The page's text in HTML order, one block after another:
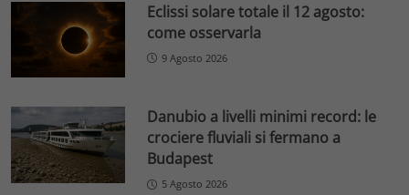
Eclissi solare totale il 12 agosto:
come osservarla
9 Agosto 2026
Danubio a livelli minimi record: le
crociere fluviali si fermano a
Budapest
5 Agosto 2026